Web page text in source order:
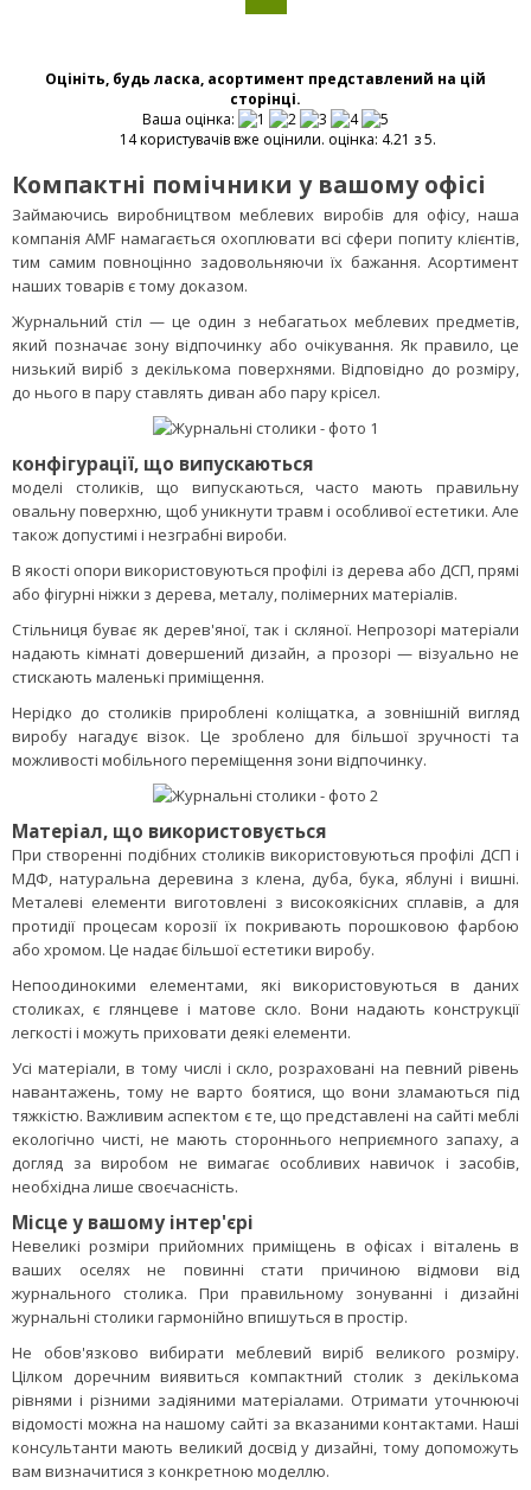
Оцініть, будь ласка, асортимент представлений на цій
сторінці.
Ваша оцінка:
14 користувачів вже оцінили. оцінка: 4.21 з 5.
Компактні помічники у вашому офісі
Займаючись виробництвом меблевих виробів для офісу, наша
компанія AMF намагається охоплювати всі сфери попиту клієнтів,
тим самим повноцінно задовольняючи їх бажання. Асортимент
наших товарів є тому доказом.
Журнальний стіл — це один з небагатьох меблевих предметів,
який позначає зону відпочинку або очікування. Як правило, це
низький виріб з декількома поверхнями. Відповідно до розміру,
до нього в пару ставлять диван або пару крісел.
конфігурації, що випускаються
моделі столиків, що випускаються, часто мають правильну
овальну поверхню, щоб уникнути травм і особливої ​​естетики. Але
також допустимі і незграбні вироби.
В якості опори використовуються профілі із дерева або ДСП, прямі
або фігурні ніжки з дерева, металу, полімерних матеріалів.
Стільниця буває як дерев'яної, так і скляної. Непрозорі матеріали
надають кімнаті довершений дизайн, а прозорі — візуально не
стискають маленькі приміщення.
Нерідко до столиків прироблені коліщатка, а зовнішній вигляд
виробу нагадує візок. Це зроблено для більшої зручності та
можливості мобільного переміщення зони відпочинку.
Матеріал, що використовується
При створенні подібних столиків використовуються профілі ДСП і
МДФ, натуральна деревина з клена, дуба, бука, яблуні і вишні.
Металеві елементи виготовлені з високоякісних сплавів, а для
протидії процесам корозії їх покривають порошковою фарбою
або хромом. Це надає більшої естетики виробу.
Непоодинокими елементами, які використовуються в даних
столиках, є глянцеве і матове скло. Вони надають конструкції
легкості і можуть приховати деякі елементи.
Усі матеріали, в тому числі і скло, розраховані на певний рівень
навантажень, тому не варто боятися, що вони зламаються під
тяжкістю. Важливим аспектом є те, що представлені ​​на сайті меблі
екологічно чисті, не мають стороннього неприємного запаху, а
догляд за виробом не вимагає особливих навичок і засобів,
необхідна лише своєчасність.
Місце у вашому інтер'єрі
Невеликі розміри прийомних приміщень в офісах і віталень в
ваших оселях не повинні стати причиною відмови від
журнального столика. При правильному зонуванні і дизайні
журнальні столики гармонійно впишуться в простір.
Не обов'язково вибирати меблевий виріб великого розміру.
Цілком доречним виявиться компактний столик з декількома
рівнями і різними задіяними матеріалами. Отримати уточнюючі
відомості можна на нашому сайті за вказаними контактами. Наші
консультанти мають великий досвід у дизайні, тому допоможуть
вам визначитися з конкретною моделлю.